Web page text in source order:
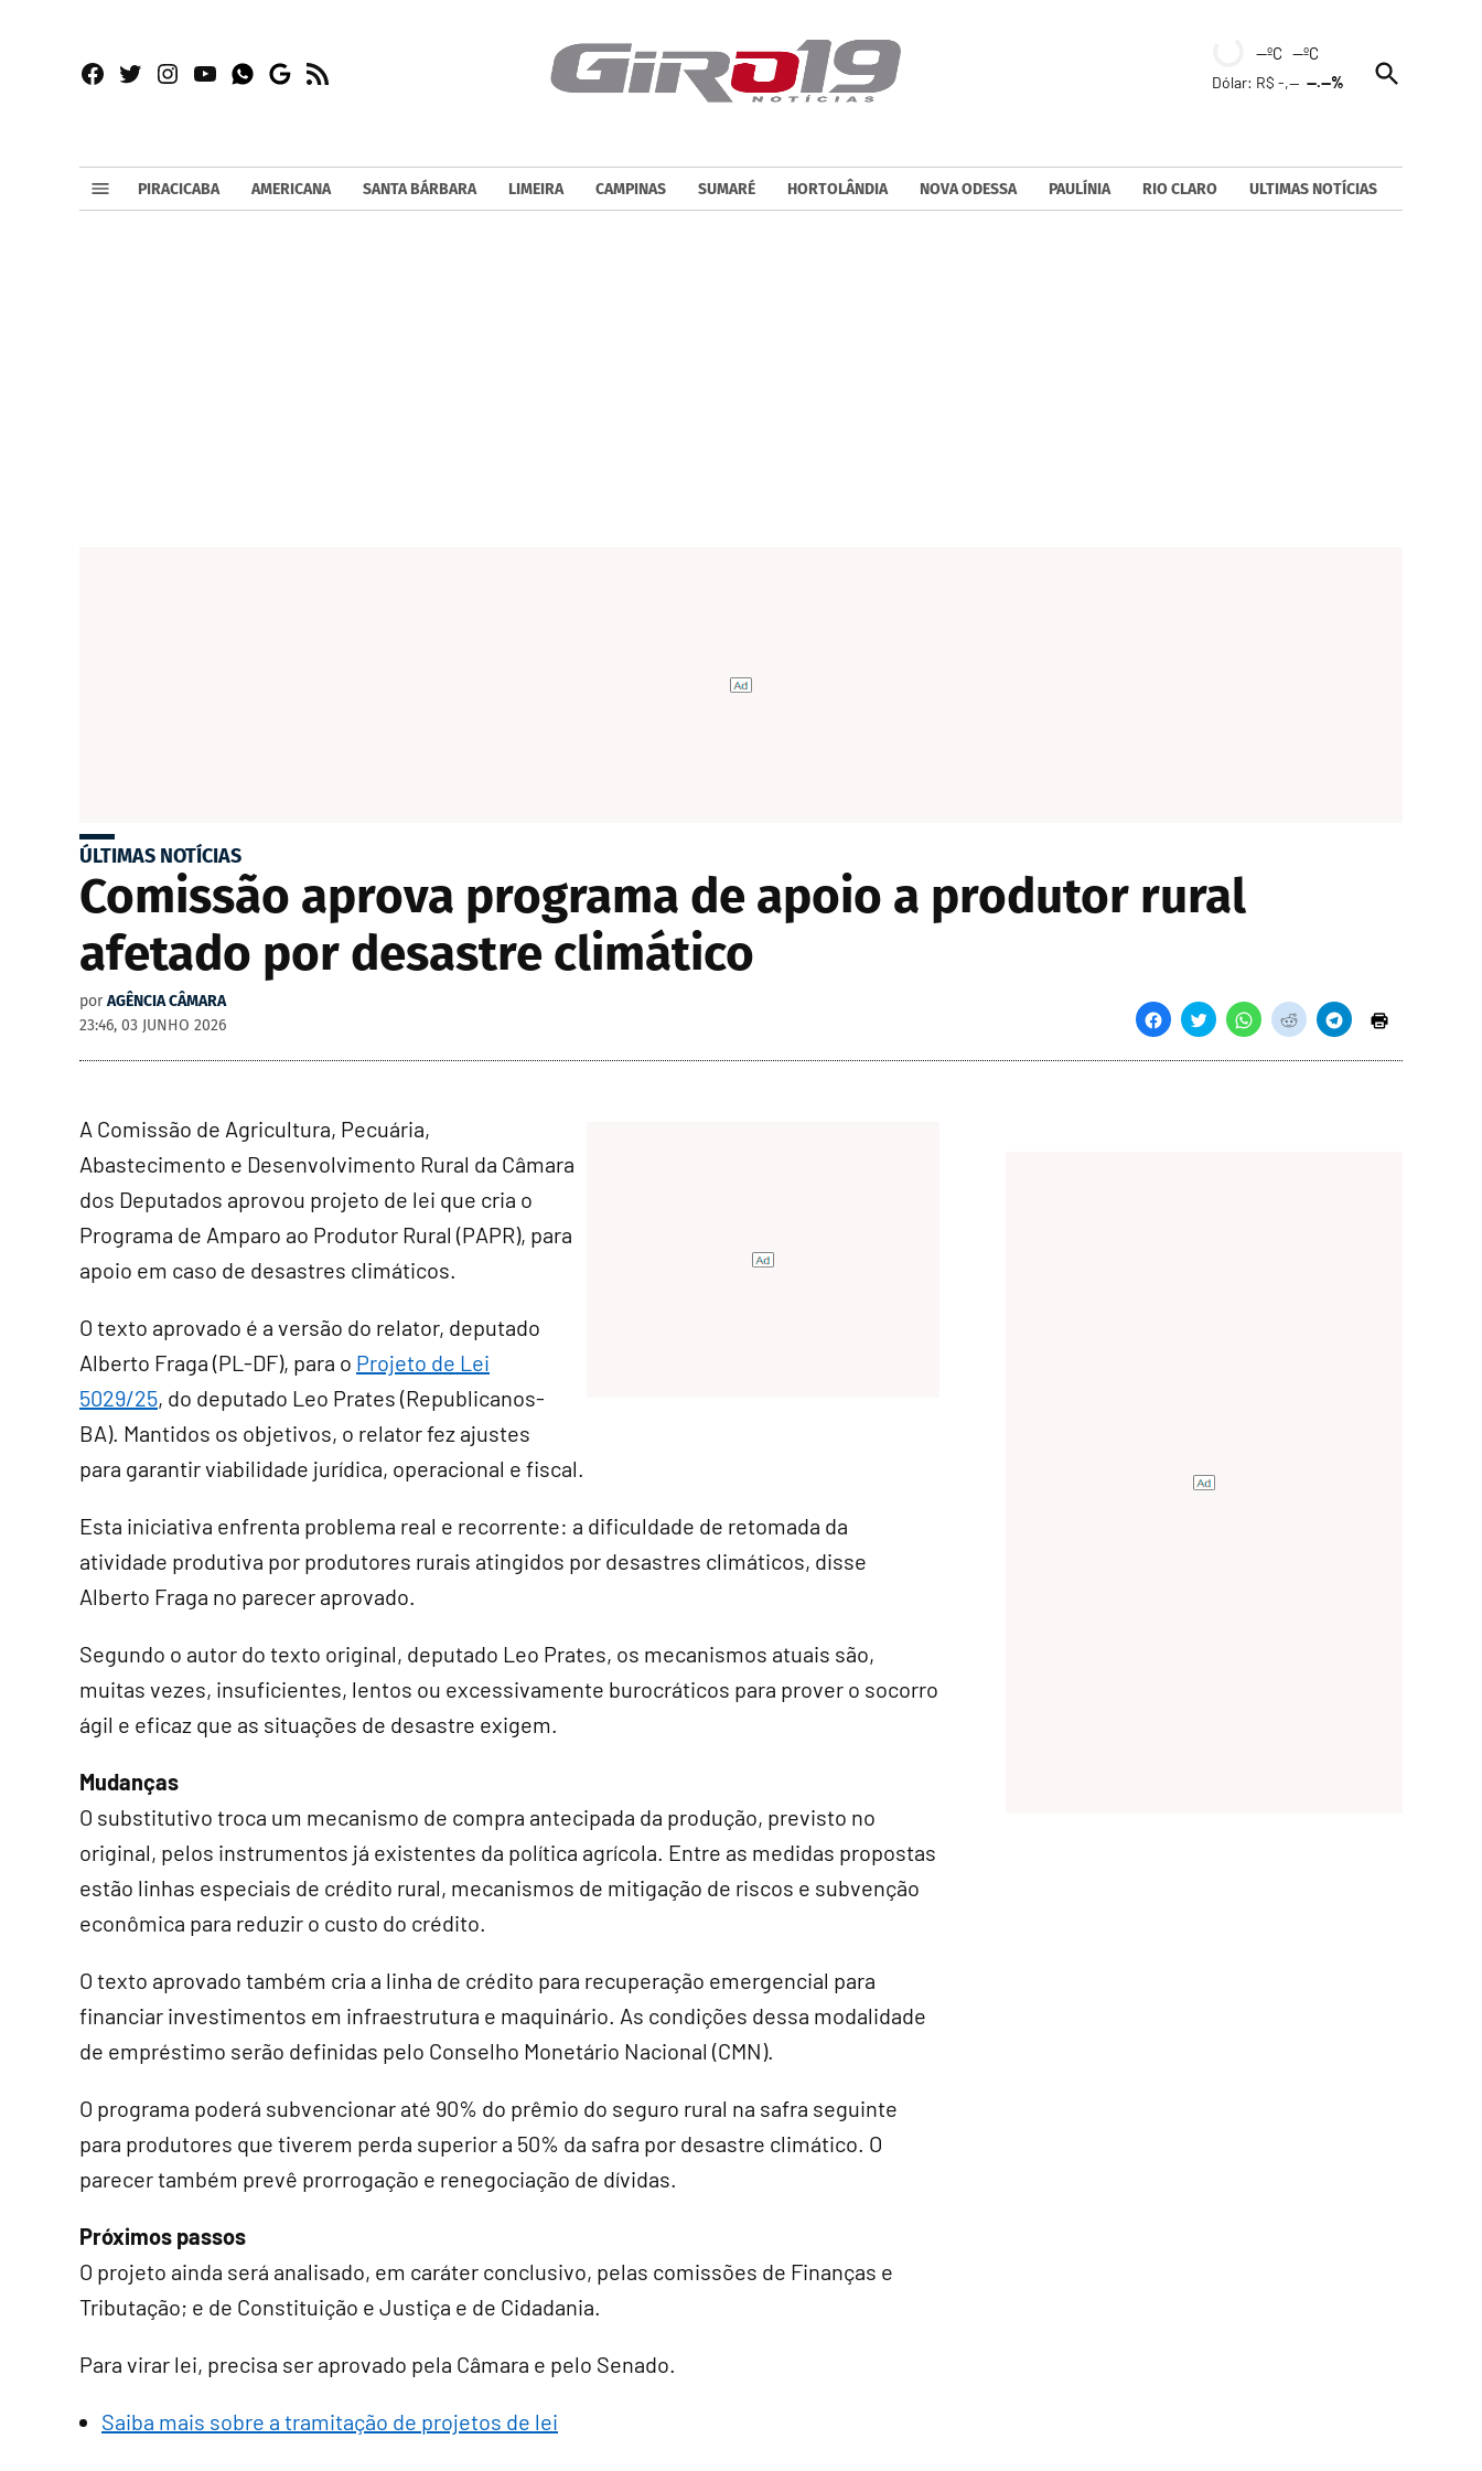
Facebook
TwitterInstagram
YouTubeWhatsapp
Google
RSS
--ºC --ºC
Dólar: R$ -,----.--%
Open
Search
PIRACICABA AMERICANA SANTA BÁRBARA LIMEIRA CAMPINAS SUMARÉ HORTOLÂNDIA NOVA ODESSA PAULÍNIA RIO CLARO ULTIMAS NOTÍCIAS
ÚLTIMAS NOTÍCIAS
Comissão aprova programa de apoio a produtor rural
afetado por desastre climático
por AGÊNCIA CÂMARA
23:46, 03 JUNHO 2026
A Comissão de Agricultura, Pecuária,
Abastecimento e Desenvolvimento Rural da Câmara
dos Deputados aprovou projeto de lei que cria o
Programa de Amparo ao Produtor Rural (PAPR), para
apoio em caso de desastres climáticos.
O texto aprovado é a versão do relator, deputado
Alberto Fraga (PL-DF), para o Projeto de Lei
5029/25, do deputado Leo Prates (Republicanos-
BA). Mantidos os objetivos, o relator fez ajustes
para garantir viabilidade jurídica, operacional e fiscal.
Esta iniciativa enfrenta problema real e recorrente: a dificuldade de retomada da
atividade produtiva por produtores rurais atingidos por desastres climáticos, disse
Alberto Fraga no parecer aprovado.
Segundo o autor do texto original, deputado Leo Prates, os mecanismos atuais são,
muitas vezes, insuficientes, lentos ou excessivamente burocráticos para prover o socorro
ágil e eficaz que as situações de desastre exigem.
Mudanças
O substitutivo troca um mecanismo de compra antecipada da produção, previsto no
original, pelos instrumentos já existentes da política agrícola. Entre as medidas propostas
estão linhas especiais de crédito rural, mecanismos de mitigação de riscos e subvenção
econômica para reduzir o custo do crédito.
O texto aprovado também cria a linha de crédito para recuperação emergencial para
financiar investimentos em infraestrutura e maquinário. As condições dessa modalidade
de empréstimo serão definidas pelo Conselho Monetário Nacional (CMN).
O programa poderá subvencionar até 90% do prêmio do seguro rural na safra seguinte
para produtores que tiverem perda superior a 50% da safra por desastre climático. O
parecer também prevê prorrogação e renegociação de dívidas.
Próximos passos
O projeto ainda será analisado, em caráter conclusivo, pelas comissões de Finanças e
Tributação; e de Constituição e Justiça e de Cidadania.
Para virar lei, precisa ser aprovado pela Câmara e pelo Senado.
Saiba mais sobre a tramitação de projetos de lei